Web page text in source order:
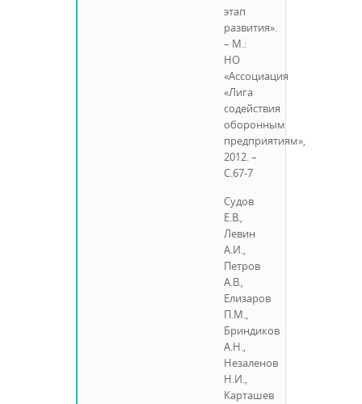
этап
развития».
– М.:
НО
«Ассоциация
«Лига
содействия
оборонным
предприятиям»,
2012. –
С.67-7
Судов
Е.В.,
Левин
А.И.,
Петров
А.В.,
Елизаров
П.М.,
Бриндиков
А.Н.,
Незаленов
Н.И.,
Карташев